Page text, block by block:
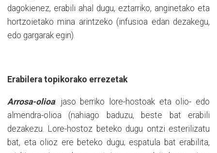
dagokienez, erabili ahal dugu, eztarriko, anginetako eta
hortzoietako mina arintzeko (infusioa edan dezakegu,
edo gargarak egin).
Erabilera topikorako errezetak
Arrosa-olioa: jaso berriko lore-hostoak eta olio- edo
almendra-olioa (nahiago baduzu, beste bat erabili
dezakezu. Lore-hostoz beteko dugu ontzi esterilizatu
bat, eta olioz ere beteko dugu; espatula bat erabilita,